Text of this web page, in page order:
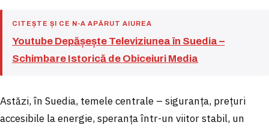
CITEȘTE ȘI CE N-A APĂRUT AIUREA
Youtube Depășește Televiziunea în Suedia –
Schimbare Istorică de Obiceiuri Media
Astăzi, în Suedia, temele centrale – siguranța, prețuri
accesibile la energie, speranța într-un viitor stabil, un